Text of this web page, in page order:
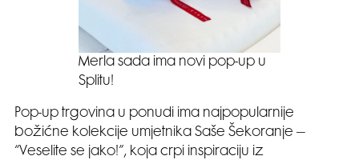
Merla sada ima novi pop-up u
Splitu!
Pop-up trgovina u ponudi ima najpopularnije
božićne kolekcije umjetnika Saše Šekoranje –
“Veselite se jako!”, koja crpi inspiraciju iz